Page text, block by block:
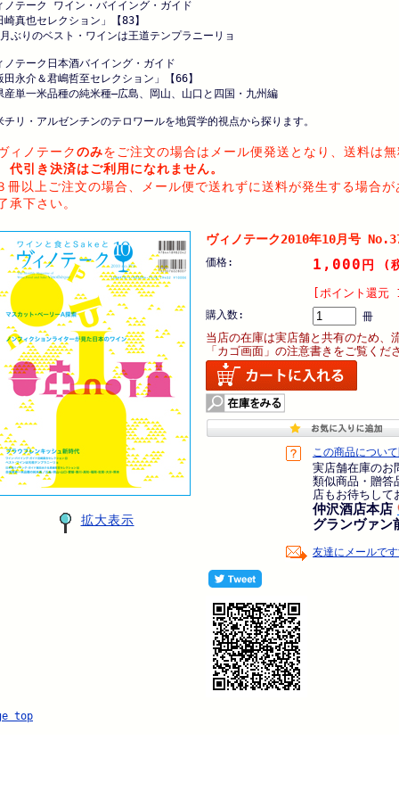
ノテーク ワイン・バイイング・ガイド
崎真也セレクション」【83】
ぶりのベスト・ワインは王道テンプラニーリョ
ノテーク日本酒バイイング・ガイド
田永介＆君嶋哲至セレクション」【66】
産単一米品種の純米種―広島、岡山、山口と四国・九州編
チリ・アルゼンチンのテロワールを地質学的視点から探ります。
ィノテークのみをご注文の場合はメール便発送となり、送料は
代引き決済はご利用になれません。
冊以上ご注文の場合、メール便で送れずに送料が発生する場合が
承下さい。
拡大表示
ヴィノテーク2010年10月号
価格: 1,000 円 (
[ポイント還元
購入数: 冊
当店の在庫は実店舗と共有のため、
「カゴ画面」の注意書きをご覧くだ
この商品につい
実店舗在庫のお
類似商品・贈答
店もお待ちして
仲沢酒店本店
グランヴァン
友達にメールで
top